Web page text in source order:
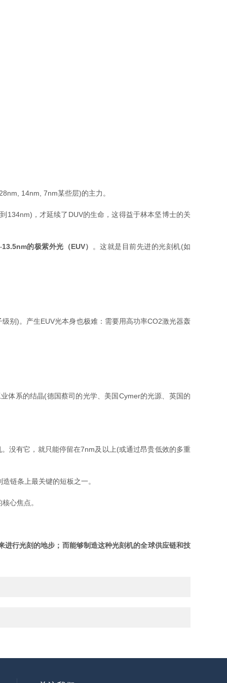
14nm, 7nm某些层)的主力。
，才延续了DUV的生命，这得益于林本坚博士的关
13.5nm的极紫外光（EUV） 。这就是目前先进的光刻机(如
别)。产生EUV光本身也极难：需要用高功率CO2激光器轰
体系的结晶(德国蔡司的光学、美国Cymer的光源、英国的
。没有它，就只能停留在7nm及以上(或通过昂贵低效的多重
链条上最关键的短板之一。
心焦点。
行光刻的地步；而能够制造这种光刻机的全球供应链和技